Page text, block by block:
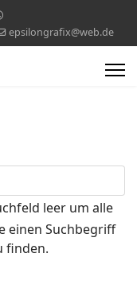
epsilongrafix@web.de
leer um alle
einen Suchbegriff
finden.